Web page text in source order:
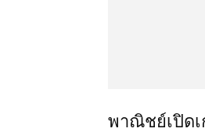
พาณิชย์เปิดเ